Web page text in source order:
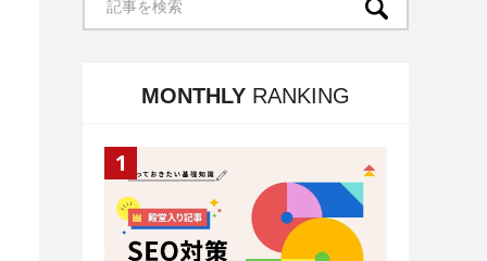
MONTHLY RANKING